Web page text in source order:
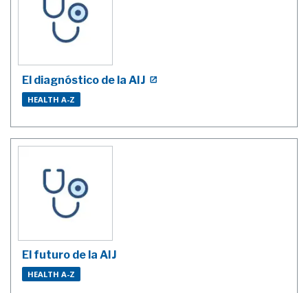
El diagnóstico de la AIJ
HEALTH A-Z
El futuro de la AIJ
HEALTH A-Z